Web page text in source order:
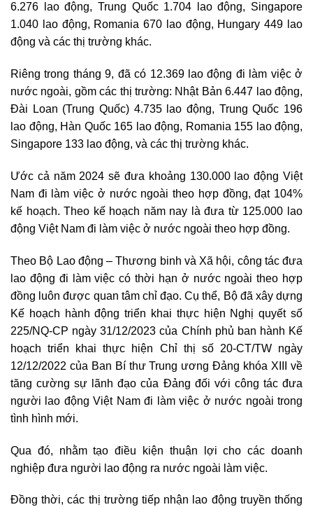
6.276 lao động, Trung Quốc 1.704 lao động, Singapore
1.040 lao động, Romania 670 lao động, Hungary 449 lao
động và các thị trường khác.
Riêng trong tháng 9, đã có 12.369 lao động đi làm việc ở
nước ngoài, gồm các thị trường: Nhật Bản 6.447 lao động,
Đài Loan (Trung Quốc) 4.735 lao động, Trung Quốc 196
lao động, Hàn Quốc 165 lao động, Romania 155 lao động,
Singapore 133 lao động, và các thị trường khác.
Ước cả năm 2024 sẽ đưa khoảng 130.000 lao động Việt
Nam đi làm việc ở nước ngoài theo hợp đồng, đạt 104%
kế hoạch. Theo kế hoạch năm nay là đưa từ 125.000 lao
động Việt Nam đi làm việc ở nước ngoài theo hợp đồng.
Theo Bộ Lao động – Thương binh và Xã hội, công tác đưa
lao động đi làm việc có thời hạn ở nước ngoài theo hợp
đồng luôn được quan tâm chỉ đạo. Cụ thể, Bộ đã xây dựng
Kế hoạch hành động triển khai thực hiện Nghị quyết số
225/NQ-CP ngày 31/12/2023 của Chính phủ ban hành Kế
hoạch triển khai thực hiện Chỉ thị số 20-CT/TW ngày
12/12/2022 của Ban Bí thư Trung ương Đảng khóa XIII về
tăng cường sự lãnh đạo của Đảng đối với công tác đưa
người lao động Việt Nam đi làm việc ở nước ngoài trong
tình hình mới.
Qua đó, nhằm tạo điều kiện thuận lợi cho các doanh
nghiệp đưa người lao động ra nước ngoài làm việc.
Đồng thời, các thị trường tiếp nhận lao động truyền thống